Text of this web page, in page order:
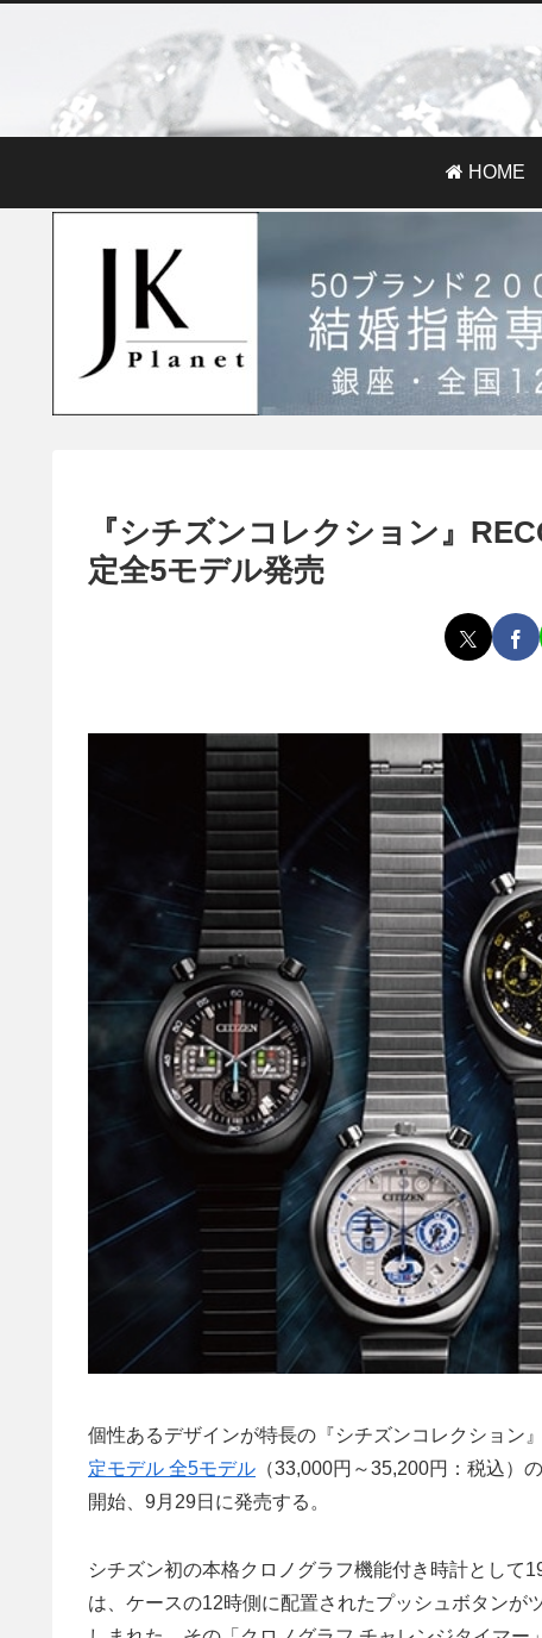
HOME
『シチズンコレクション』
定全5モデル発売
個性あるデザインが特長の『シチズンコレクション
定モデル 全5モデル （33,000円～35,200円：税込）
開始、9月29日に発売する。
シチズン初の本格クロノグラフ機能付き時計として
は、ケースの12時側に配置されたプッシュボタンが